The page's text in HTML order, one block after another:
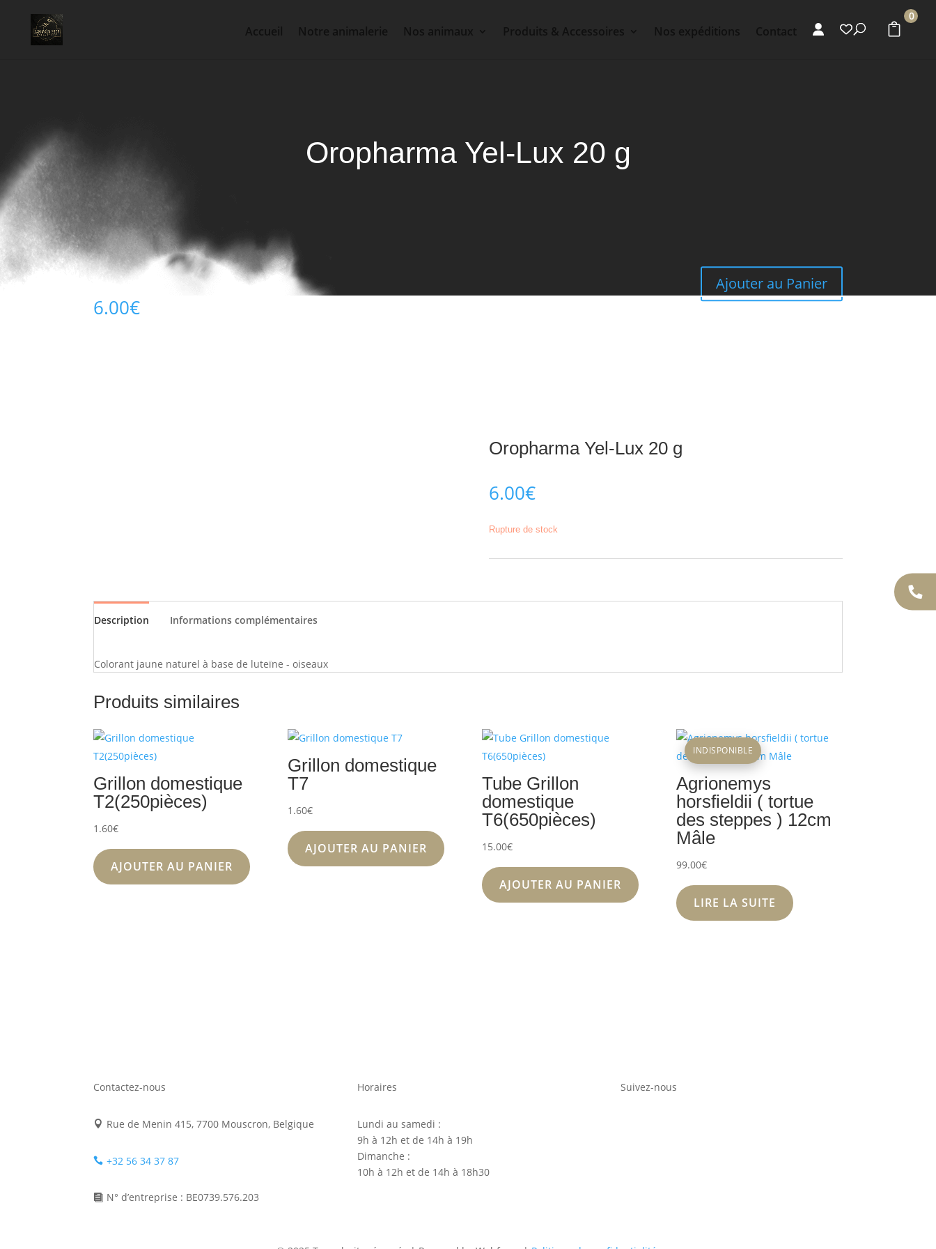
0
Oropharma Yel-Lux 20 g
Oropharma Yel-Lux 20 g
6.00€
Ajouter au Panier
Oropharma Yel-Lux 20 g
6.00€
Rupture de stock
Description Informations complémentaires
Colorant jaune naturel à base de luteïne - oiseaux
Produits similaires
Grillon domestique
T2(250pièces)
1.60€
AJOUTER AU PANIER
Grillon domestique
T7
1.60€
AJOUTER AU PANIER
Tube Grillon
domestique
T6(650pièces)
15.00€
AJOUTER AU PANIER
Agrionemys
horsfieldii ( tortue
des steppes ) 12cm
Mâle
99.00€
INDISPONIBLE
LIRE LA SUITE
Contactez-nous
 Rue de Menin 415, 7700 Mouscron, Belgique
 +32 56 34 37 87
 N° d’entreprise : BE0739.576.203
Horaires
Lundi au samedi :
9h à 12h et de 14h à 19h
Dimanche :
10h à 12h et de 14h à 18h30
Suivez-nous